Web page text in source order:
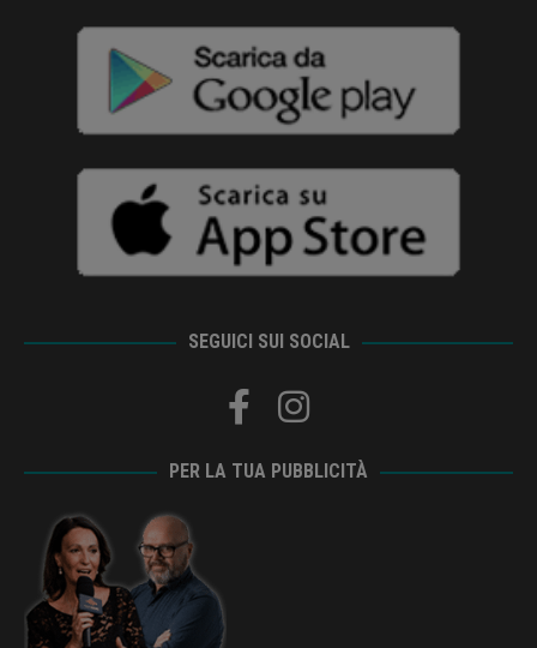
SEGUICI SUI SOCIAL
PER LA TUA PUBBLICITÀ